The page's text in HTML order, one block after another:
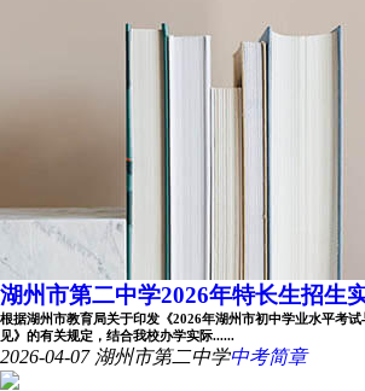
湖州市第二中学2026年特长生招生
根据湖州市教育局关于印发《2026年湖州市初中学业水平考
见》的有关规定，结合我校办学实际......
2026-04-07 湖州市第二中学中考简章